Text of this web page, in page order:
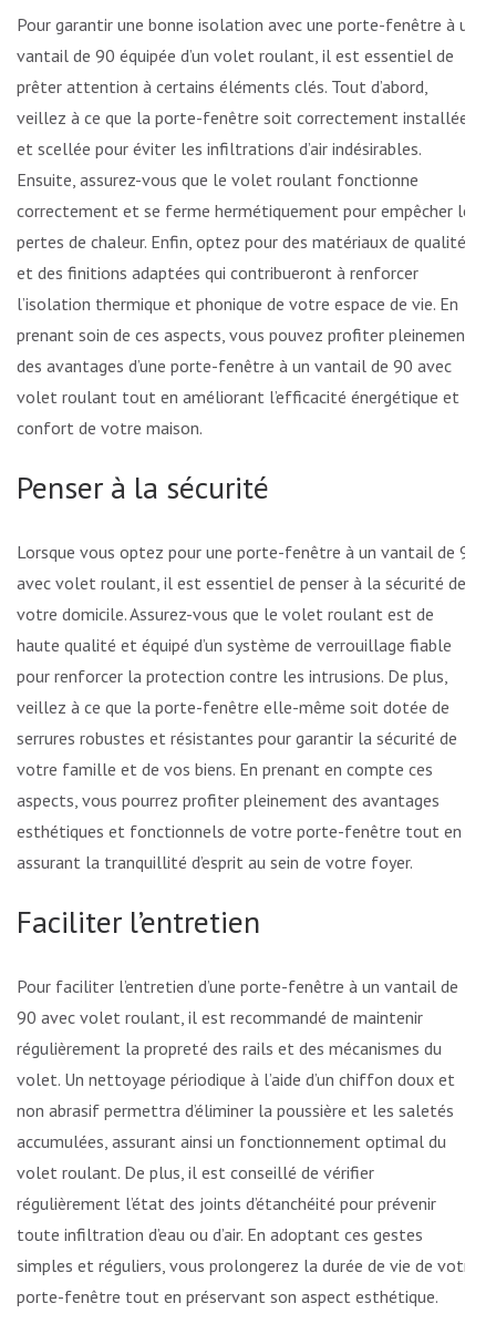
Pour garantir une bonne isolation avec une porte-fenêtre à un
vantail de 90 équipée d’un volet roulant, il est essentiel de
prêter attention à certains éléments clés. Tout d’abord,
veillez à ce que la porte-fenêtre soit correctement installée
et scellée pour éviter les infiltrations d’air indésirables.
Ensuite, assurez-vous que le volet roulant fonctionne
correctement et se ferme hermétiquement pour empêcher les
pertes de chaleur. Enfin, optez pour des matériaux de qualité
et des finitions adaptées qui contribueront à renforcer
l’isolation thermique et phonique de votre espace de vie. En
prenant soin de ces aspects, vous pouvez profiter pleinement
des avantages d’une porte-fenêtre à un vantail de 90 avec
volet roulant tout en améliorant l’efficacité énergétique et le
confort de votre maison.
Penser à la sécurité
Lorsque vous optez pour une porte-fenêtre à un vantail de 90
avec volet roulant, il est essentiel de penser à la sécurité de
votre domicile. Assurez-vous que le volet roulant est de
haute qualité et équipé d’un système de verrouillage fiable
pour renforcer la protection contre les intrusions. De plus,
veillez à ce que la porte-fenêtre elle-même soit dotée de
serrures robustes et résistantes pour garantir la sécurité de
votre famille et de vos biens. En prenant en compte ces
aspects, vous pourrez profiter pleinement des avantages
esthétiques et fonctionnels de votre porte-fenêtre tout en
assurant la tranquillité d’esprit au sein de votre foyer.
Faciliter l’entretien
Pour faciliter l’entretien d’une porte-fenêtre à un vantail de
90 avec volet roulant, il est recommandé de maintenir
régulièrement la propreté des rails et des mécanismes du
volet. Un nettoyage périodique à l’aide d’un chiffon doux et
non abrasif permettra d’éliminer la poussière et les saletés
accumulées, assurant ainsi un fonctionnement optimal du
volet roulant. De plus, il est conseillé de vérifier
régulièrement l’état des joints d’étanchéité pour prévenir
toute infiltration d’eau ou d’air. En adoptant ces gestes
simples et réguliers, vous prolongerez la durée de vie de votre
porte-fenêtre tout en préservant son aspect esthétique.